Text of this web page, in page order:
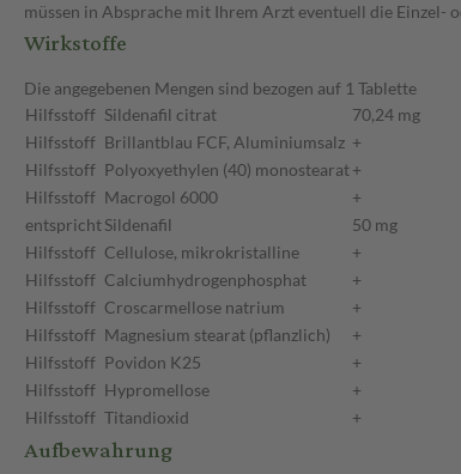
müssen in Absprache mit Ihrem Arzt eventuell die Einzel-
Wirkstoffe
Die angegebenen Mengen sind bezogen auf 1 Tablette
Hilfsstoff Sildenafil citrat
70,24 mg
Hilfsstoff Brillantblau FCF, Aluminiumsalz +
Hilfsstoff Polyoxyethylen (40) monostearat+
Hilfsstoff Macrogol 6000
+
entsprichtSildenafil
50 mg
Hilfsstoff Cellulose, mikrokristalline
+
Hilfsstoff Calciumhydrogenphosphat
+
Hilfsstoff Croscarmellose natrium
+
Hilfsstoff Magnesium stearat (pflanzlich)
+
Hilfsstoff Povidon K25
+
Hilfsstoff Hypromellose
+
Hilfsstoff Titandioxid +
Aufbewahrung